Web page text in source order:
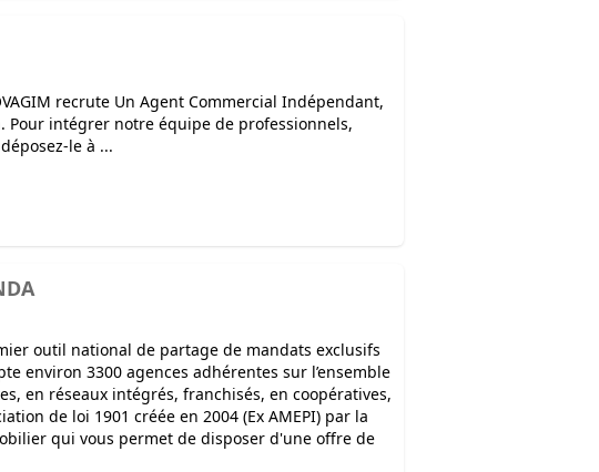
recrute Un Agent Commercial Indépendant,
Pour intégrer notre équipe de professionnels,
le à ...
outil national de partage de mandats exclusifs
environ 3300 agences adhérentes sur l’ensemble
en réseaux intégrés, franchisés, en coopératives,
de loi 1901 créée en 2004 (Ex AMEPI) par la
qui vous permet de disposer d'une offre de